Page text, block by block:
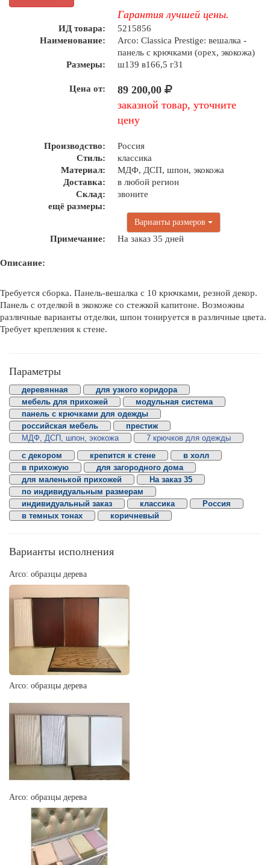
Гарантия лучшей цены.
ИД товара:
5215856
Наименование:
Arco: Classica Prestige: вешалка -
панель с крючками (орех, экокожа)
Размеры:
ш139 в166,5 г31
Цена от:
89 200,00
заказной товар, уточните
цену
Производство:
Россия
Стиль:
классика
Материал:
МДФ, ДСП, шпон, экокожа
Доставка:
в любой регион
Склад:
звоните
ещё размеры:
Варианты размеров
Примечание: На заказ 35 дней
Описание:
Требуется сборка. Панель-вешалка с 10 крючками, резной декор.
Панель с отделкой в экокоже со стежкой капитоне. Возможны
различные варианты отделки, шпон тонируется в различные цвета.
Требует крепления к стене.
Параметры
деревянная
для узкого коридора
мебель для прихожей
модульная система
панель с крючками для одежды
российская мебель
престиж
МДФ, ДСП, шпон, экокожа
7 крючков для одежды
с декором
крепится к стене
в холл
в прихожую
для загородного дома
для маленькой прихожей
На заказ 35
по индивидуальным размерам
индивидуальный заказ
классика
Россия
в темных тонах
коричневый
Варианты исполнения
Arco: образцы дерева
Arco: образцы дерева
Arco: образцы дерева